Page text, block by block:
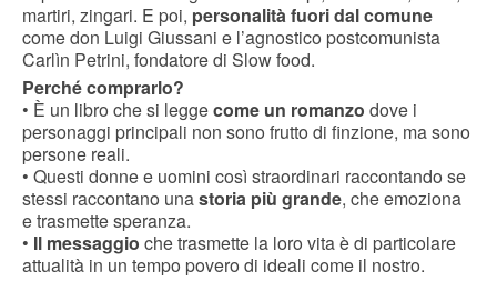
martiri, zingari. E poi, personalità fuori dal comune
come don Luigi Giussani e l’agnostico postcomunista
Carlìn Petrini, fondatore di Slow food.
Perché comprarlo?
• È un libro che si leggecome un romanzo dove i
personaggi principali non sono frutto di finzione, ma sono
persone reali.
• Questi donne e uomini così straordinari raccontando se
stessi raccontano unastoria più grande, che emoziona
e trasmette speranza.
• Il messaggio che trasmette la loro vita è di particolare
attualità in un tempo povero di ideali come il nostro.